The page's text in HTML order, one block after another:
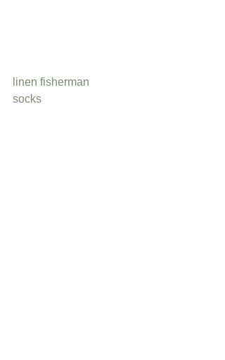
linen fisherman
socks